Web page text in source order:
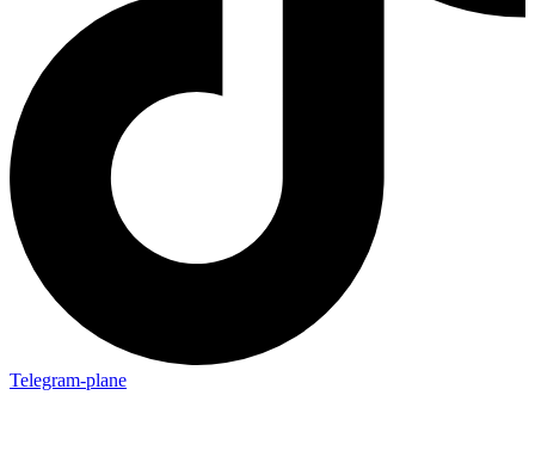
Telegram-plane